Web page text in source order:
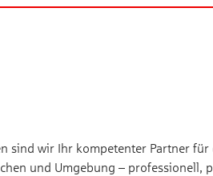
sind wir Ihr kompetenter Partner für
und Umgebung – professionell,